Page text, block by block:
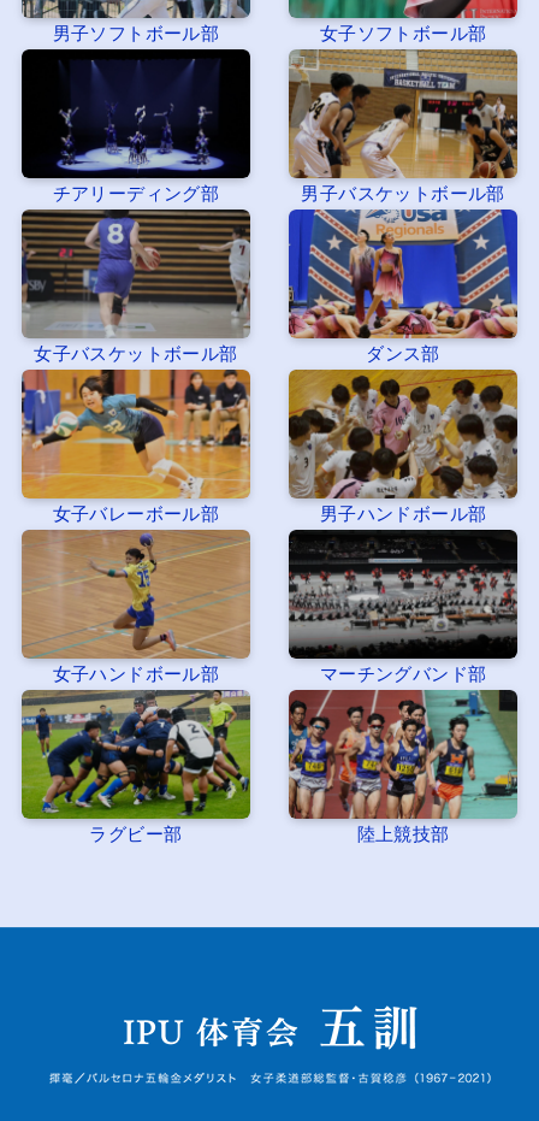
男子ソフトボール部 女子ソフトボール部
チアリーディング部 男子バスケットボール部
女子バスケットボール部 ダンス部
女子バレーボール部 男子ハンドボール部
女子ハンドボール部 マーチングバンド部
ラグビー部 陸上競技部